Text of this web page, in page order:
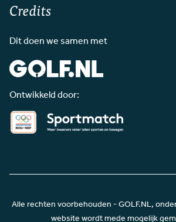
Credits
Dit doen we samen met
Ontwikkeld door:
Alle rechten voorbehouden - GOLF.NL,
website wordt mede mogelijk